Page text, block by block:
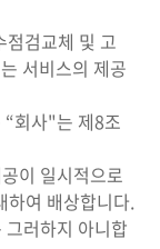
점검교체 및 고
서비스의 제공
“회사"는 제8조
이 일시적으로
하여 배상합니다.
러하지 아니합